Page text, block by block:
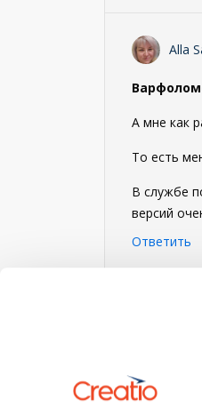
Alla
А мне как
То есть
В службе
версий
Ответить